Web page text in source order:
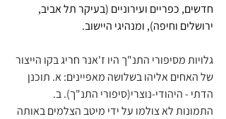
חדשים, כפריים ועירוניים (בעיקר תל אביב,
ירושלים וחיפה), ומנהיגי היישוב.
גלויות מסיפורי התנ"ך היו ז'אנר חריג בקו הייצור
של האחים אליהו בשלושה מאפיינים: א. תוכנן
הדתי - היהודי-נוצרי(סיפורי התנ"ך). ב.
התמונות לא צולמו על ידי מיטב הצלמים באותה